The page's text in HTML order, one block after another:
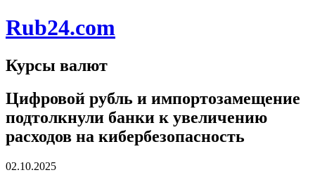
Rub24.com
Курсы валют
Цифровой рубль и импортозамещение
подтолкнули банки к увеличению
расходов на кибербезопасность
02.10.2025